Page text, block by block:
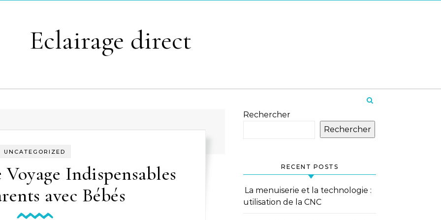
Eclairage direct
UNCATEGORIZED
Voyage Indispensables
avec Bébés
Rechercher
Rechercher
RECENT POSTS
La menuiserie et la technologie :
utilisation de la CNC